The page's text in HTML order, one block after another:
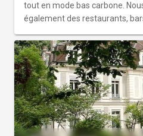
tout en mode bas carbone.
également des restaurants,
lien internet pour le découvrir